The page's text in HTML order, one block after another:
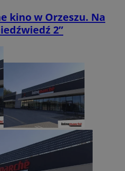
kino w Orzeszu. Na
2”